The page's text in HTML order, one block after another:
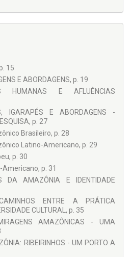
15
E ABORDAGENS, p. 19
HUMANAS E AFLUÊNCIAS
IGARAPÉS E ABORDAGENS -
p. 27
Brasileiro, p. 28
Latino-Americano, p. 29
p. 30
p. 31
DA AMAZÔNIA E IDENTIDADE
ENTRE A PRÁTICA
CULTURAL, p. 35
AMAZÔNICAS - UMA
RIBEIRINHOS - UM PORTO A